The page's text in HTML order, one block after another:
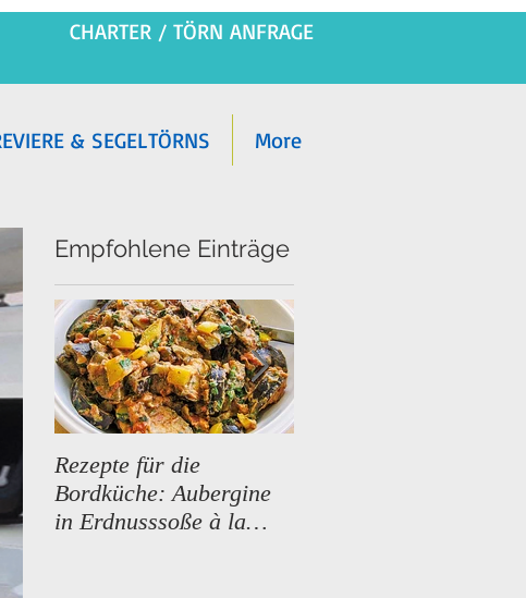
CHARTER / TÖRN ANFRAGE
& SEGELTÖRNS More
Empfohlene Einträge
Rezepte für die
Bordküche: Aubergine
in Erdnusssoße à la